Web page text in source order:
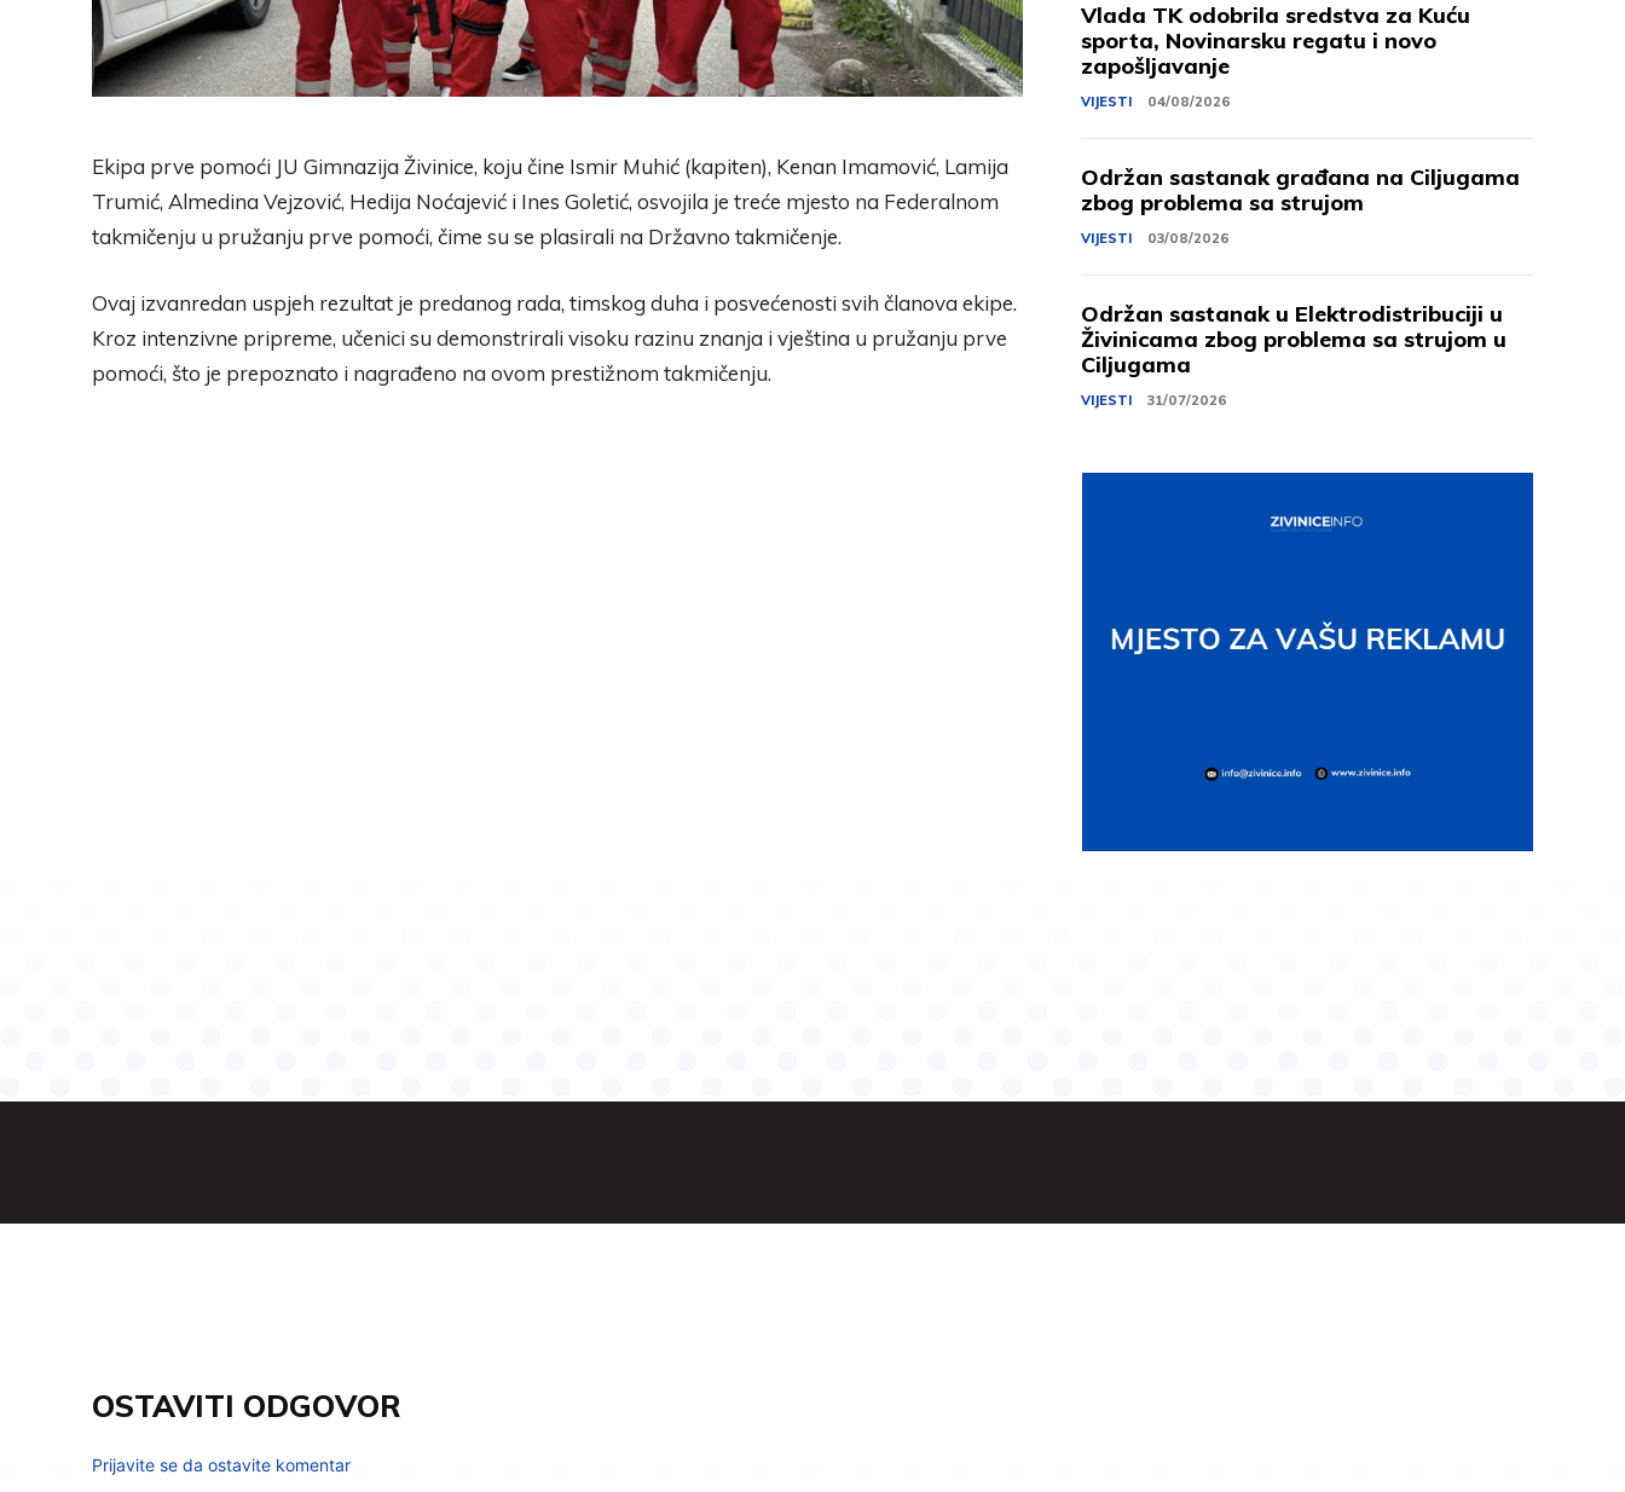
Ekipa prve pomoći JU Gimnazija Živinice, koju čine Ismir Muhić (kapiten), Kenan Imamović, Lamija
Trumić, Almedina Vejzović, Hedija Noćajević i Ines Goletić, osvojila je treće mjesto na Federalnom
takmičenju u pružanju prve pomoći, čime su se plasirali na Državno takmičenje.
Ovaj izvanredan uspjeh rezultat je predanog rada, timskog duha i posvećenosti svih članova ekipe.
Kroz intenzivne pripreme, učenici su demonstrirali visoku razinu znanja i vještina u pružanju prve
pomoći, što je prepoznato i nagrađeno na ovom prestižnom takmičenju.
Vlada TK odobrila sredstva za Kuću
sporta, Novinarsku regatu i novo
zapošljavanje
VIJESTI 04/08/2026
Održan sastanak građana na Ciljugama
zbog problema sa strujom
VIJESTI 03/08/2026
Održan sastanak u Elektrodistribuciji u
Živinicama zbog problema sa strujom u
Ciljugama
VIJESTI 31/07/2026
OSTAVITI ODGOVOR
Prijavite se da ostavite komentar